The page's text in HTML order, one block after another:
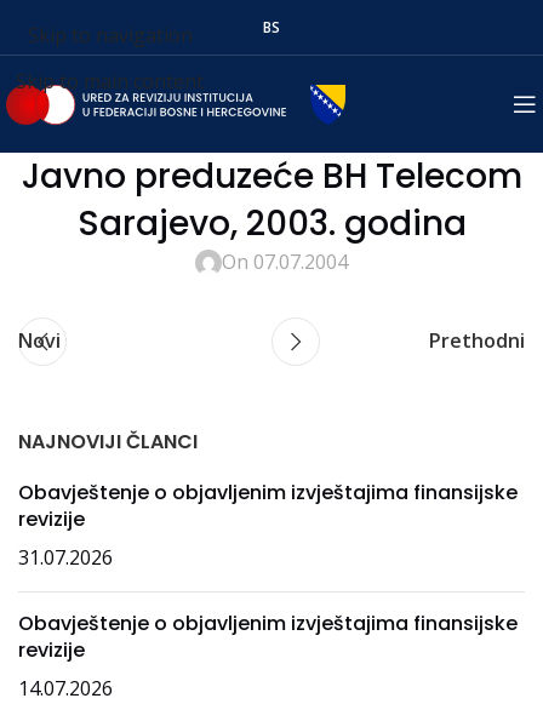
Skip to navigation
Skip to main content
BS
Javno preduzeće BH Telecom
Sarajevo, 2003. godina
On 07.07.2004
Novi Prethodni
NAJNOVIJI ČLANCI
Obavještenje o objavljenim izvještajima finansijske
revizije
31.07.2026
Obavještenje o objavljenim izvještajima finansijske
revizije
14.07.2026